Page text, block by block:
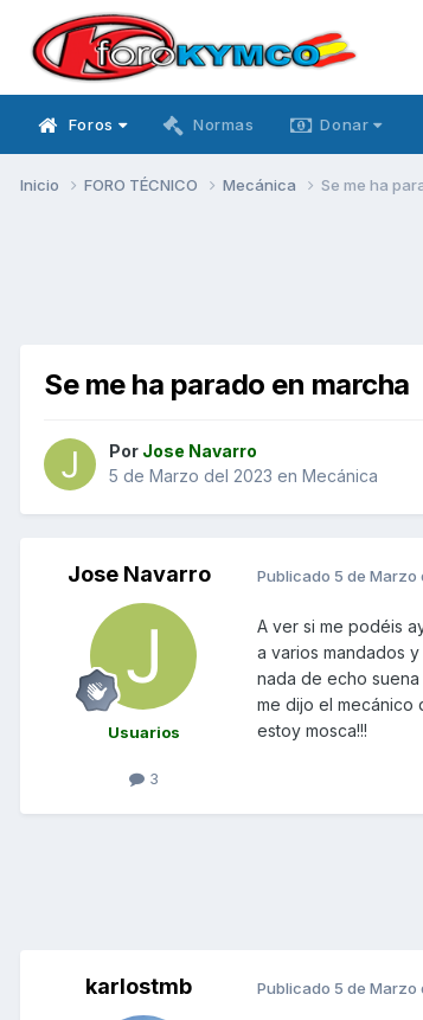
Foros Normas Donar
Inicio FORO TÉCNICO Mecánica Se me ha
Se me ha parado en marcha
Por Jose Navarro
5 de Marzo del 2023 en Mecánica
Jose Navarro
Usuarios
3
Publicado 5 de Marzo
A ver si me podéis
a varios mandados
nada de echo
me dijo el mecánico
estoy mosca!!!
karlostmb Publicado 5 de Marzo